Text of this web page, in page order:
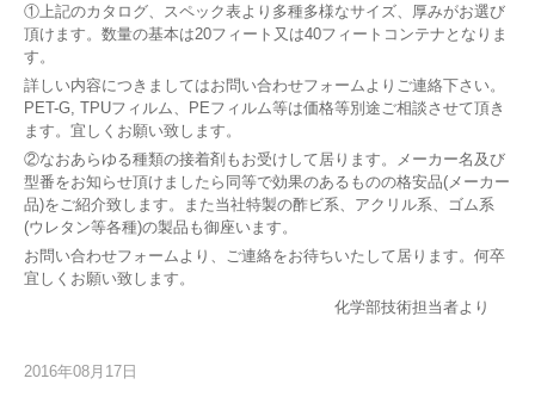
①上記のカタログ、スペック表より多種多様なサイズ、厚みがお選び
頂けます。数量の基本は20フィート又は40フィートコンテナとなりま
す。
詳しい内容につきましてはお問い合わせフォームよりご連絡下さい。
PET-G, TPUフィルム、PEフィルム等は価格等別途ご相談させて頂き
ます。宜しくお願い致します。
②なおあらゆる種類の接着剤もお受けして居ります。メーカー名及び
型番をお知らせ頂けましたら同等で効果のあるものの格安品(メーカー
品)をご紹介致します。また当社特製の酢ビ系、アクリル系、ゴム系
(ウレタン等各種)の製品も御座います。
お問い合わせフォームより、ご連絡をお待ちいたして居ります。何卒
宜しくお願い致します。
化学部技術担当者より
2016年08月17日